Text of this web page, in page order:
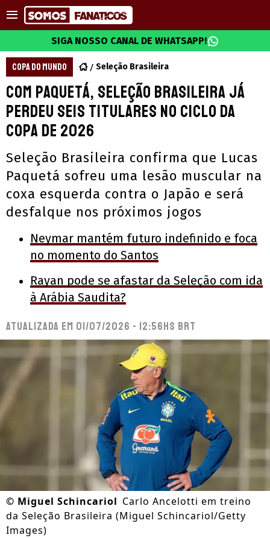
SIGA NOSSO CANAL DE WHATSAPP!
COPA DO MUNDO Seleção Brasileira
Com Paquetá, Seleção Brasileira já
perdeu seis titulares no ciclo da
Copa de 2026
Seleção Brasileira confirma que Lucas
Paquetá sofreu uma lesão muscular na
coxa esquerda contra o Japão e será
desfalque nos próximos jogos
Neymar mantém futuro indefinido e foca
no momento do Santos
Rayan pode se afastar da Seleção com ida
à Arábia Saudita?
Atualizada em 01/07/2026 - 12:56hs BRT
© Miguel Schincariol Carlo Ancelotti em treino
da Seleção Brasileira (Miguel Schincariol/Getty
Images)